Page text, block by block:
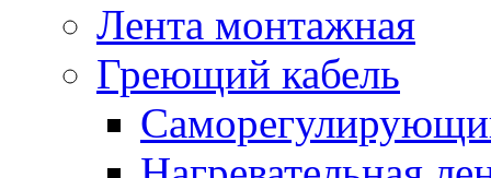
Лента монтажная
Греющий кабель